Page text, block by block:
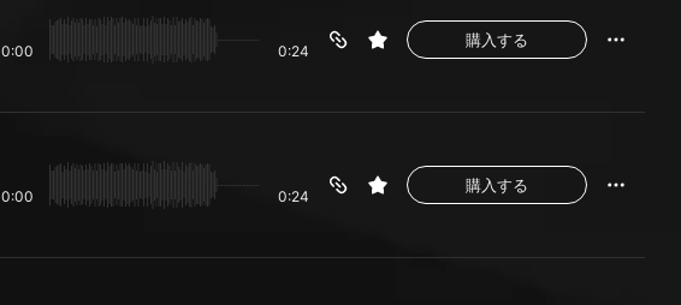
0:00 0:24
購入する
0:00 0:24
購入する